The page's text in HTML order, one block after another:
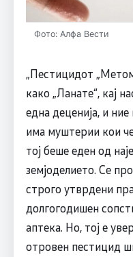
Фото: Алфа Вести
„Пестицидот
како „Ланате“, кај
една деценија, и
има муштерии кои
тој беше еден од
земјоделието. Се
строго утврдени
долгогодишен
аптека. Но, тој е
отровен пестицид